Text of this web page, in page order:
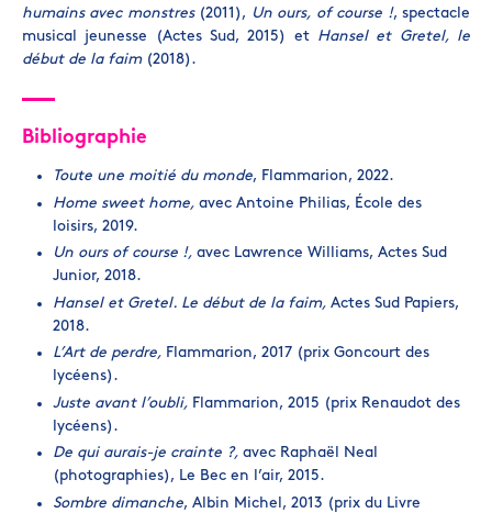
humains avec monstres(2011), Un ours, of course !, spectacle
musical jeunesse (Actes Sud, 2015) et Hansel et Gretel, le
début de la faim(2018).
Bibliographie
Toute une moitié du monde, Flammarion, 2022.
Home sweet home, avec Antoine Philias, École des
loisirs, 2019.
Un ours of course !, avec Lawrence Williams, Actes Sud
Junior, 2018.
Hansel et Gretel. Le début de la faim, Actes Sud Papiers,
2018.
L’Art de perdre, Flammarion, 2017 (prix Goncourt des
lycéens).
Juste avant l’oubli, Flammarion, 2015 (prix Renaudot des
lycéens).
De qui aurais-je crainte ?, avec Raphaël Neal
(photographies), Le Bec en l’air, 2015.
Sombre dimanche, Albin Michel, 2013 (prix du Livre